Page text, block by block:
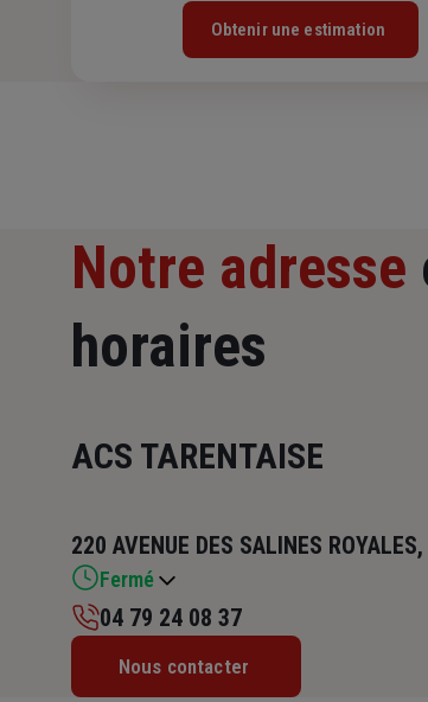
Obtenir une estimation
Notre adresse
horaires
ACS TARENTAISE
220 AVENUE DES SALINES
Fermé
Mardi : 09h – 12h30 / 14h – 17h30
04 79 24 08 37
Nous contacter